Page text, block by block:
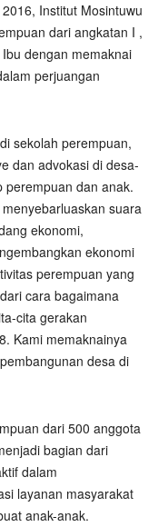
Institut Mosintuwu
dari angkatan I ,
dengan memaknai
perjuangan
sekolah perempuan,
dan advokasi di desa-
perempuan dan anak.
suara
ekonomi,
ekonomi
perempuan yang
cara bagaimana
cita gerakan
Kami memaknainya
desa di
dari 500 anggota
bagian dari
dalam
layanan masyarakat
anak-anak.